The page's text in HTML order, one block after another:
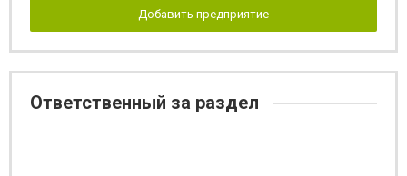
Добавить предприятие
Ответственный за раздел